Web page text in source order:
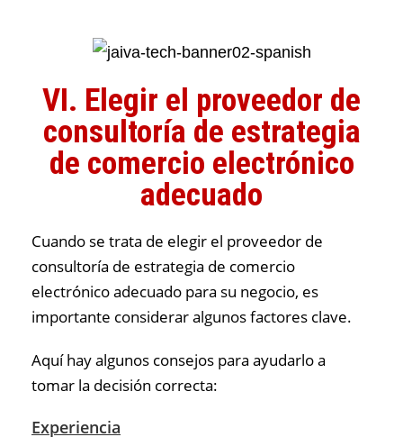
VI. Elegir el proveedor de
consultoría de estrategia
de comercio electrónico
adecuado
Cuando se trata de elegir el proveedor de
consultoría de estrategia de comercio
electrónico adecuado para su negocio, es
importante considerar algunos factores clave.
Aquí hay algunos consejos para ayudarlo a
tomar la decisión correcta:
Experiencia